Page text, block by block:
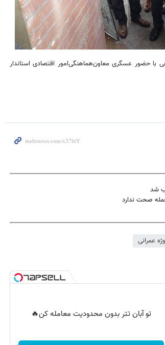
حضور عسگری معاون‌هماهنگی‌امور اقتصادی استاندار
شد
صحت ندارد
عمرانی
تو آبان تتر بدون محدودیت معامله کن🔥